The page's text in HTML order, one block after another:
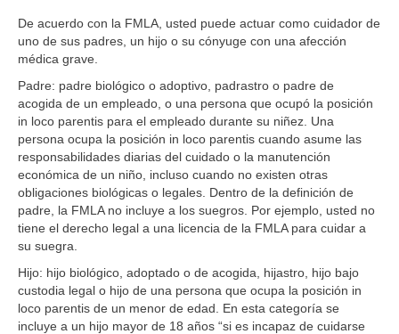
De acuerdo con la FMLA, usted puede actuar como cuidador de
uno de sus padres, un hijo o su cónyuge con una afección
médica grave.
Padre: padre biológico o adoptivo, padrastro o padre de
acogida de un empleado, o una persona que ocupó la posición
in loco parentis para el empleado durante su niñez. Una
persona ocupa la posición in loco parentis cuando asume las
responsabilidades diarias del cuidado o la manutención
económica de un niño, incluso cuando no existen otras
obligaciones biológicas o legales. Dentro de la definición de
padre, la FMLA no incluye a los suegros. Por ejemplo, usted no
tiene el derecho legal a una licencia de la FMLA para cuidar a
su suegra
Hijo: hijo biológico, adoptado o de acogida, hijastro, hijo bajo
custodia legal o hijo de una persona que ocupa la posición in
loco parentis de un menor de edad. En esta categoría se
incluye a un hijo mayor de 18 años “si es incapaz de cuidarse